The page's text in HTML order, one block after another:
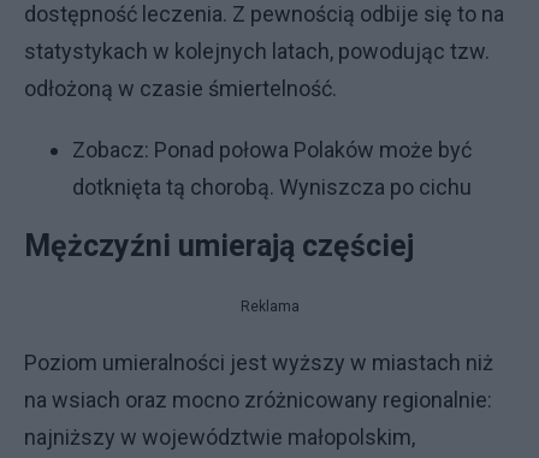
dostępność leczenia. Z pewnością odbije się to na
statystykach w kolejnych latach, powodując tzw.
odłożoną w czasie śmiertelność.
Zobacz: Ponad połowa Polaków może być
dotknięta tą chorobą. Wyniszcza po cichu
Mężczyźni umierają częściej
Reklama
Poziom umieralności jest wyższy w miastach niż
na wsiach oraz mocno zróżnicowany regionalnie:
najniższy w województwie małopolskim,